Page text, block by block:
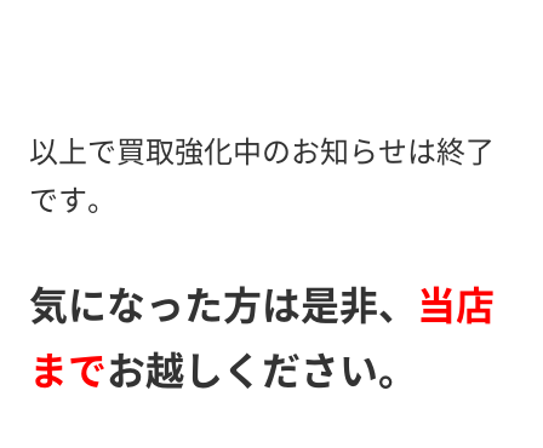
以上で買取強化中のお知らせは終了
です。
気になった方は是非、 当店
までお越しください。